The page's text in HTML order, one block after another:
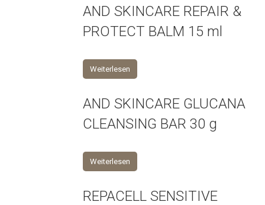
AND SKINCARE REPAIR &
PROTECT BALM 15 ml
Weiterlesen
AND SKINCARE GLUCANA
CLEANSING BAR 30 g
Weiterlesen
REPACELL SENSITIVE